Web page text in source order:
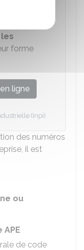
qui sont
forme
ligne
(Inpi)
des numéros
il est
ou
de code